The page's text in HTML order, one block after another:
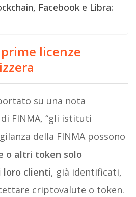
Facebook e Libra:
licenze
su una nota
FINMA, “gli istituti
della FINMA possono
o altri token solo
loro clienti, già identificati,
criptovalute o token.